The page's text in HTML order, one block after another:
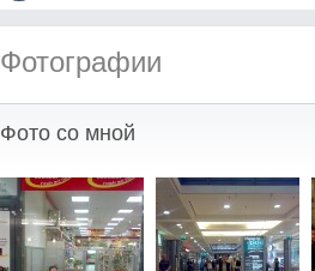
Фотографии
Фото со мной